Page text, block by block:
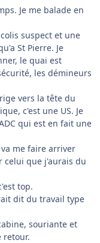
Je me balade en
suspect et une
St Pierre. Je
le quai est
les démineurs
vers la tête du
c'est une US. Je
qui est en fait une
me faire arriver
celui que j'aurais du
top.
dit du travail type
souriante et
retour.